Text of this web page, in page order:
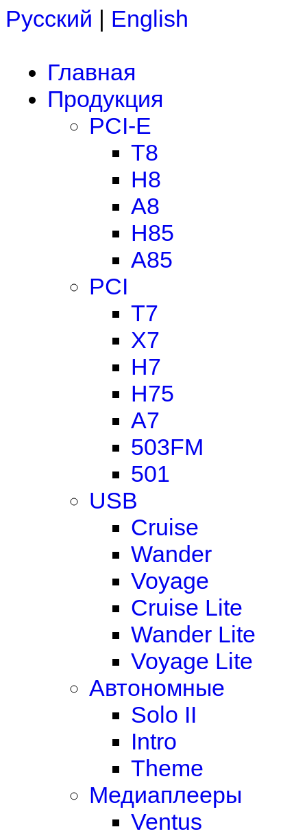
Русский | English
Главная
Продукция
PCI-E
T8
H8
A8
H85
A85
PCI
T7
X7
H7
H75
A7
503FM
501
USB
Cruise
Wander
Voyage
Cruise Lite
Wander Lite
Voyage Lite
Автономные
Solo II
Intro
Theme
Медиаплееры
Ventus